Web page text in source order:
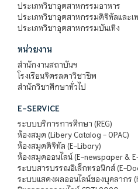
ประเภทวิชาอุตสาหกรรมอาหาร
ประเภทวิชาอุตสาหกรรมดิจิทัลและเ
ประเภทวิชาอุตสาหกรรมบันเทิง
หน่วยงาน
สำนักงานสถาบันฯ
โรงเรียนจิตรลดาวิชาชีพ
สำนักวิชาศึกษาทั่วไป
E-SERVICE
ระบบบริการการศึกษา (REG)
ห้องสมุด (Libery Catalog - OPAC)
ห้องสมุดดิจิทัล (E-Libary)
ห้องสมุดออนไลน์ (E-newspaper &
ระบบสารบรรณอิเล็กทรอนิกส์ (E-
ระบบแสดงผลออนไลน์ของบุคลากร